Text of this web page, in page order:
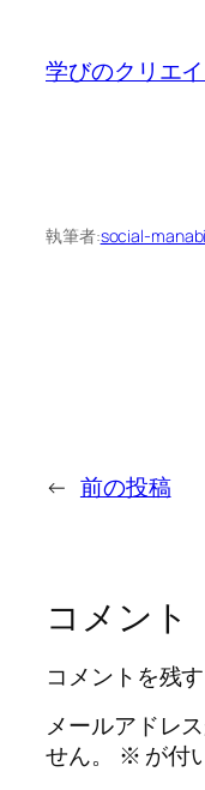
学びのクリエ
執筆者:social-
← 前の投稿
コメント
コメントを残す
メールアドレ
せん。
※ が付